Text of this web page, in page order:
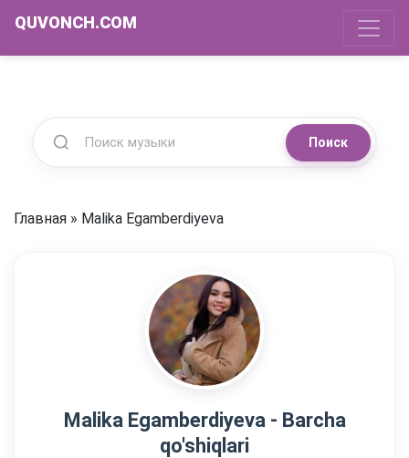
QUVONCH.COM
Поиск
Главная » Malika Egamberdiyeva
Malika Egamberdiyeva - Barcha
qo'shiqlari